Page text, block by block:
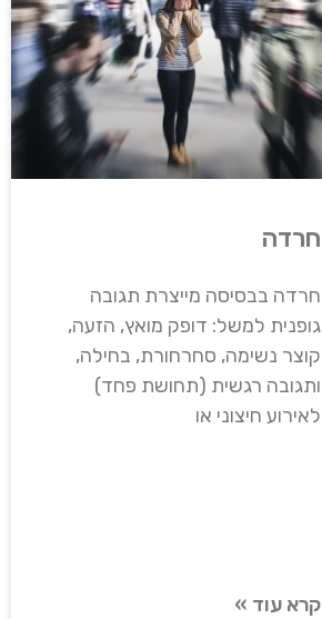
חרדה
חרדה בבסיסה מייצרת תגובה
גופנית למשל: דופק מואץ, הזעה,
קוצר נשימה, סחרחורת, בחילה,
ותגובה רגשית (תחושת פחד)
לאירוע חיצוני או
קרא עוד »